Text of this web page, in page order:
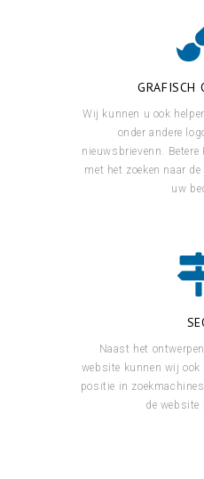
GRAFISCH
Wij kunnen u ook
onder andere
nieuwsbrievenn.
met het zoeken naar
uw
Naast het
website kunnen wij ook
positie in
de website